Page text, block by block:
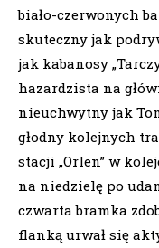
biało-czerwonych
skuteczny jak
jak kabanosy
hazardzista na
nieuchwytny jak
głodny kolejnych
stacji „Orlen” w
na niedzielę po
czwarta bramka
flanką urwał się